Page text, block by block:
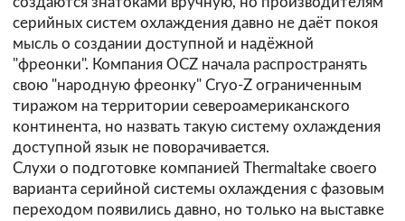
серийных систем охлаждения давно не даёт покоя
мысль о создании доступной и надёжной
"фреонки". Компания OCZ начала распространять
свою "народную фреонку" Cryo-Z ограниченным
тиражом на территории североамериканского
континента, но назвать такую систему охлаждения
доступной язык не поворачивается.
Слухи о подготовке компанией Thermaltake своего
варианта серийной системы охлаждения с фазовым
переходом появились давно, но только на выставке